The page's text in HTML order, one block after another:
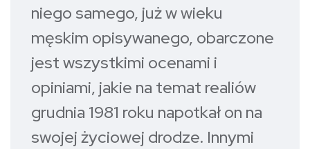
niego samego, już w wieku
męskim opisywanego, obarczone
jest wszystkimi ocenami i
opiniami, jakie na temat realiów
grudnia 1981 roku napotkał on na
swojej życiowej drodze. Innymi